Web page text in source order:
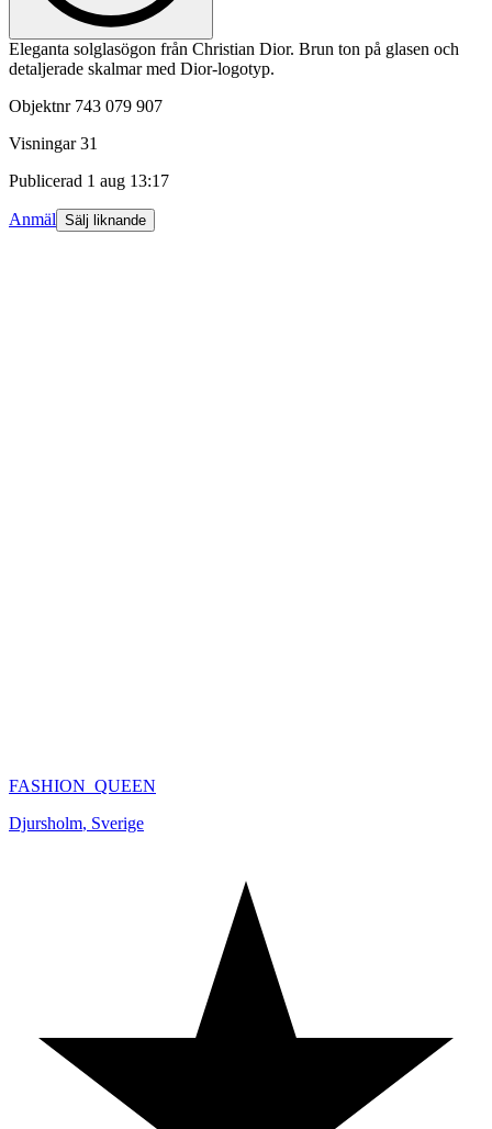
Eleganta solglasögon från Christian Dior. Brun ton på glasen och
detaljerade skalmar med Dior-logotyp.
Objektnr 743 079 907
Visningar 31
Publicerad 1 aug 13:17
Anmäl Sälj liknande
FASHION_QUEEN
Djursholm, Sverige